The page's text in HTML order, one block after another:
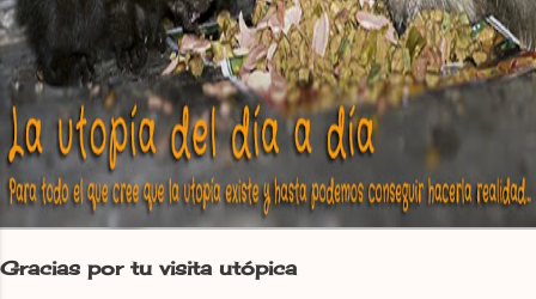
Gracias por tu visita utópica